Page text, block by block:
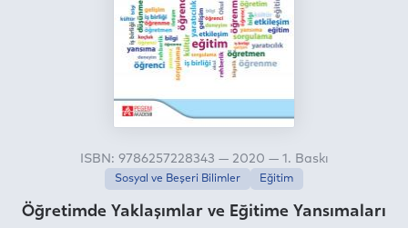
Anlaşmalı Yayınevleri
Öğretimde Yaklaşımlar ve Eğitime Yansımaları
ISBN: 9786257228343 — 2020 — 1. Baskı
Sosyal ve Beşeri Bilimler Eğitim